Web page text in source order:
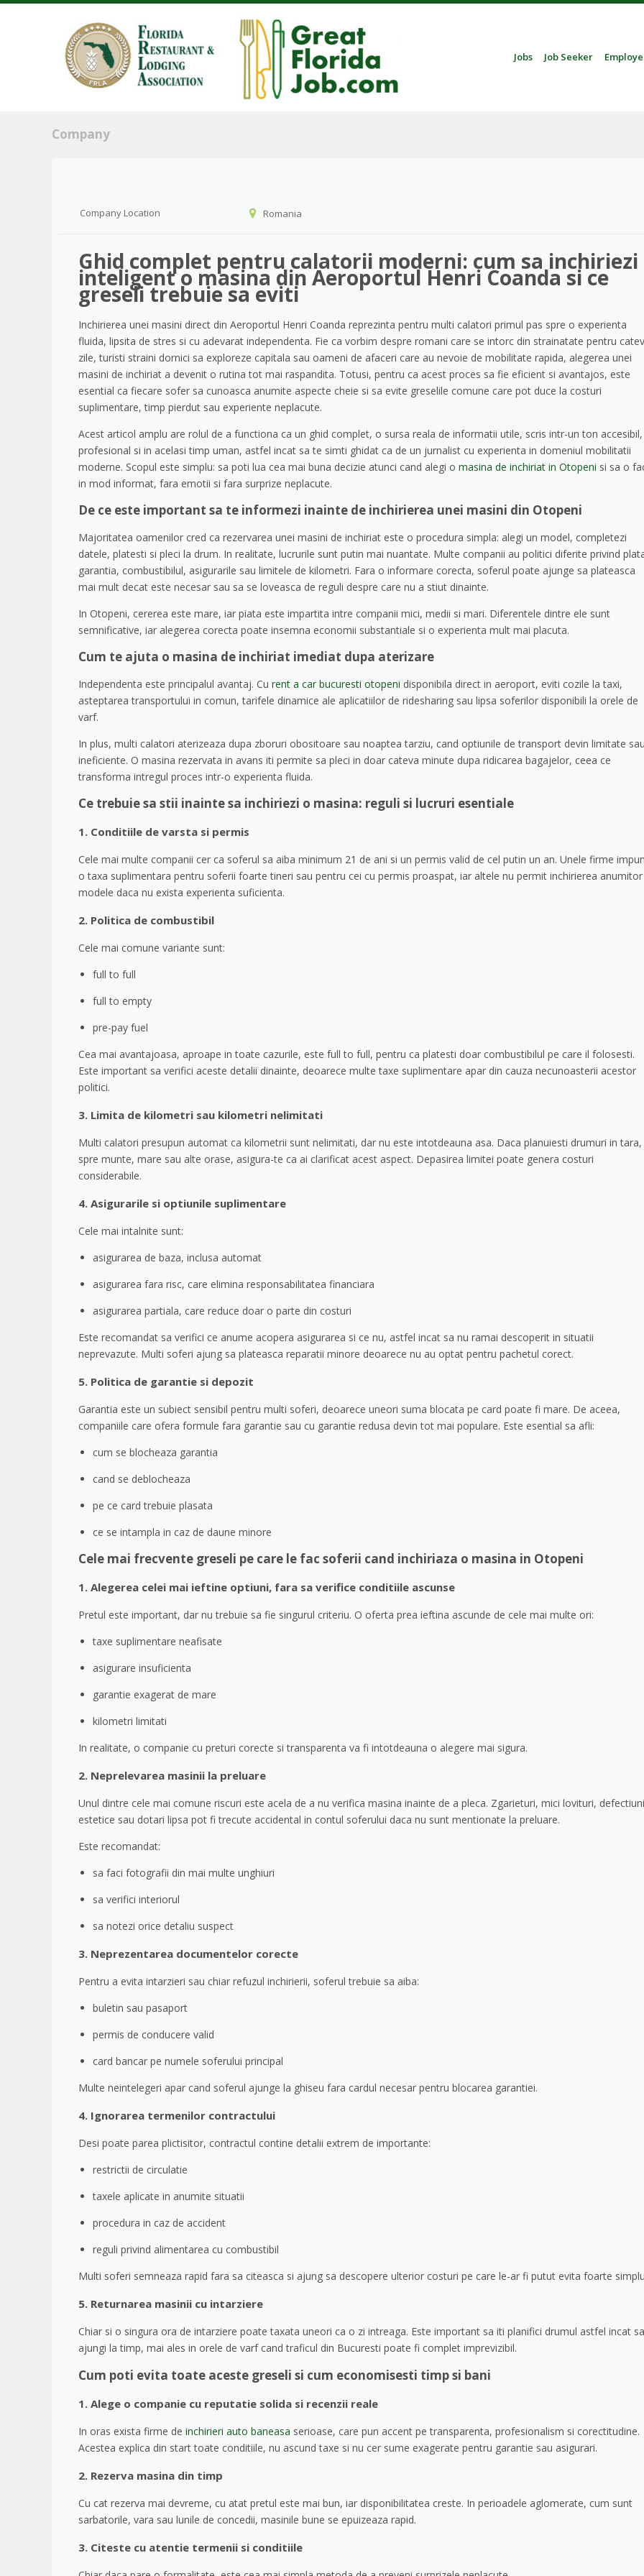
Menu
Skip to content
Jobs Job Seeker
Company
Company Location Romania
Ghid complet pentru calatorii moderni: cum sa inchiriezi
inteligent o masina din Aeroportul Henri Coanda si ce
greseli trebuie sa eviti
Inchirierea unei masini direct din Aeroportul Henri Coanda reprezinta pentru multi calatori primul pas spre o experienta
fluida, lipsita de stres si cu adevarat independenta. Fie ca vorbim despre romani care se intorc din strainatate pentru
zile, turisti straini dornici sa exploreze capitala sau oameni de afaceri care au nevoie de mobilitate rapida, alegerea unei
masini de inchiriat a devenit o rutina tot mai raspandita. Totusi, pentru ca acest proces sa fie eficient si avantajos, este
esential ca fiecare sofer sa cunoasca anumite aspecte cheie si sa evite greselile comune care pot duce la costuri
suplimentare, timp pierdut sau experiente neplacute.
Acest articol amplu are rolul de a functiona ca un ghid complet, o sursa reala de informatii utile, scris intr-un ton accesibil,
profesional si in acelasi timp uman, astfel incat sa te simti ghidat ca de un jurnalist cu experienta in domeniul mobilitatii
moderne. Scopul este simplu: sa poti lua cea mai buna decizie atunci cand alegi o masina de inchiriat in Otopeni si sa o
in mod informat, fara emotii si fara surprize neplacute.
De ce este important sa te informezi inainte de inchirierea unei masini din Otopeni
Majoritatea oamenilor cred ca rezervarea unei masini de inchiriat este o procedura simpla: alegi un model, completezi
datele, platesti si pleci la drum. In realitate, lucrurile sunt putin mai nuantate. Multe companii au politici diferite privind
garantia, combustibilul, asigurarile sau limitele de kilometri. Fara o informare corecta, soferul poate ajunge sa plateasca
mai mult decat este necesar sau sa se loveasca de reguli despre care nu a stiut dinainte.
In Otopeni, cererea este mare, iar piata este impartita intre companii mici, medii si mari. Diferentele dintre ele sunt
semnificative, iar alegerea corecta poate insemna economii substantiale si o experienta mult mai placuta.
Cum te ajuta o masina de inchiriat imediat dupa aterizare
Independenta este principalul avantaj. Cu rent a car bucuresti otopeni disponibila direct in aeroport, eviti cozile la taxi,
asteptarea transportului in comun, tarifele dinamice ale aplicatiilor de ridesharing sau lipsa soferilor disponibili la orele de
varf.
In plus, multi calatori aterizeaza dupa zboruri obositoare sau noaptea tarziu, cand optiunile de transport devin limitate
ineficiente. O masina rezervata in avans iti permite sa pleci in doar cateva minute dupa ridicarea bagajelor, ceea ce
transforma intregul proces intr-o experienta fluida.
Ce trebuie sa stii inainte sa inchiriezi o masina: reguli si lucruri esentiale
1. Conditiile de varsta si permis
Cele mai multe companii cer ca soferul sa aiba minimum 21 de ani si un permis valid de cel putin un an. Unele firme
o taxa suplimentara pentru soferii foarte tineri sau pentru cei cu permis proaspat, iar altele nu permit inchirierea anumitor
modele daca nu exista experienta suficienta.
2. Politica de combustibil
Cele mai comune variante sunt:
full to full
full to empty
pre-pay fuel
Cea mai avantajoasa, aproape in toate cazurile, este full to full, pentru ca platesti doar combustibilul pe care il folosesti.
Este important sa verifici aceste detalii dinainte, deoarece multe taxe suplimentare apar din cauza necunoasterii acestor
politici.
3. Limita de kilometri sau kilometri nelimitati
Multi calatori presupun automat ca kilometrii sunt nelimitati, dar nu este intotdeauna asa. Daca planuiesti drumuri in tara,
spre munte, mare sau alte orase, asigura-te ca ai clarificat acest aspect. Depasirea limitei poate genera costuri
considerabile.
4. Asigurarile si optiunile suplimentare
Cele mai intalnite sunt:
asigurarea de baza, inclusa automat
asigurarea fara risc, care elimina responsabilitatea financiara
asigurarea partiala, care reduce doar o parte din costuri
Este recomandat sa verifici ce anume acopera asigurarea si ce nu, astfel incat sa nu ramai descoperit in situatii
neprevazute. Multi soferi ajung sa plateasca reparatii minore deoarece nu au optat pentru pachetul corect.
5. Politica de garantie si depozit
Garantia este un subiect sensibil pentru multi soferi, deoarece uneori suma blocata pe card poate fi mare. De aceea,
companiile care ofera formule fara garantie sau cu garantie redusa devin tot mai populare. Este esential sa afli:
cum se blocheaza garantia
cand se deblocheaza
pe ce card trebuie plasata
ce se intampla in caz de daune minore
Cele mai frecvente greseli pe care le fac soferii cand inchiriaza o masina in Otopeni
1. Alegerea celei mai ieftine optiuni, fara sa verifice conditiile ascunse
Pretul este important, dar nu trebuie sa fie singurul criteriu. O oferta prea ieftina ascunde de cele mai multe ori:
taxe suplimentare neafisate
asigurare insuficienta
garantie exagerat de mare
kilometri limitati
In realitate, o companie cu preturi corecte si transparenta va fi intotdeauna o alegere mai sigura.
2. Neprelevarea masinii la preluare
Unul dintre cele mai comune riscuri este acela de a nu verifica masina inainte de a pleca. Zgarieturi, mici lovituri, defectiuni
estetice sau dotari lipsa pot fi trecute accidental in contul soferului daca nu sunt mentionate la preluare.
Este recomandat:
sa faci fotografii din mai multe unghiuri
sa verifici interiorul
sa notezi orice detaliu suspect
3. Neprezentarea documentelor corecte
Pentru a evita intarzieri sau chiar refuzul inchirierii, soferul trebuie sa aiba:
buletin sau pasaport
permis de conducere valid
card bancar pe numele soferului principal
Multe neintelegeri apar cand soferul ajunge la ghiseu fara cardul necesar pentru blocarea garantiei.
4. Ignorarea termenilor contractului
Desi poate parea plictisitor, contractul contine detalii extrem de importante:
restrictii de circulatie
taxele aplicate in anumite situatii
procedura in caz de accident
reguli privind alimentarea cu combustibil
Multi soferi semneaza rapid fara sa citeasca si ajung sa descopere ulterior costuri pe care le-ar fi putut evita foarte
5. Returnarea masinii cu intarziere
Chiar si o singura ora de intarziere poate taxata uneori ca o zi intreaga. Este important sa iti planifici drumul astfel incat sa
ajungi la timp, mai ales in orele de varf cand traficul din Bucuresti poate fi complet imprevizibil.
Cum poti evita toate aceste greseli si cum economisesti timp si bani
1. Alege o companie cu reputatie solida si recenzii reale
In oras exista firme de inchirieri auto baneasa serioase, care pun accent pe transparenta, profesionalism si corectitudine.
Acestea explica din start toate conditiile, nu ascund taxe si nu cer sume exagerate pentru garantie sau asigurari.
2. Rezerva masina din timp
Cu cat rezerva mai devreme, cu atat pretul este mai bun, iar disponibilitatea creste. In perioadele aglomerate, cum sunt
sarbatorile, vara sau lunile de concedii, masinile bune se epuizeaza rapid.
3. Citeste cu atentie termenii si conditiile